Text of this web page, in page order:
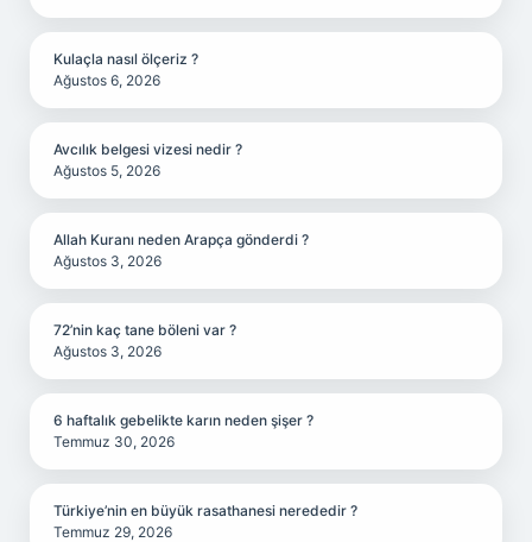
Kulaçla nasıl ölçeriz ?
Ağustos 6, 2026
Avcılık belgesi vizesi nedir ?
Ağustos 5, 2026
Allah Kuranı neden Arapça gönderdi ?
Ağustos 3, 2026
72’nin kaç tane böleni var ?
Ağustos 3, 2026
6 haftalık gebelikte karın neden şişer ?
Temmuz 30, 2026
Türkiye’nin en büyük rasathanesi nerededir ?
Temmuz 29, 2026